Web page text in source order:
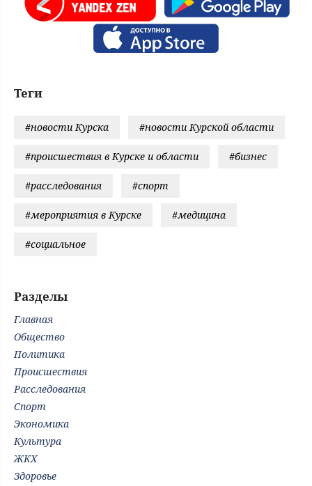
Теги
#новости Курска #новости Курской области
#происшествия в Курске и области #бизнес
#расследования #спорт
#мероприятия в Курске #медицина
#социальное
Разделы
Главная
Общество
Политика
Происшествия
Расследования
Спорт
Экономика
Культура
ЖКХ
Здоровье